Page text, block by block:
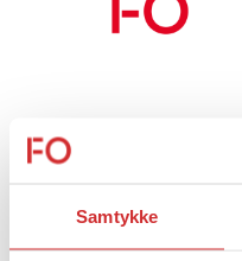
Samtykke